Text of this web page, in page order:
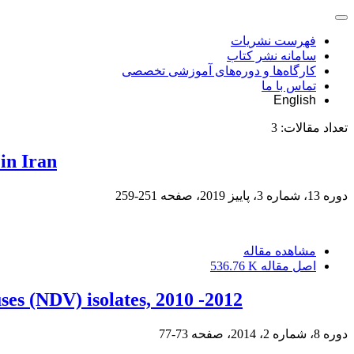
فهرست نشریات
سامانه نشر کتاب
کارگاه‌ها و دوره‌های آموزشی تخصصی
تماس با ما
English
تعداد مقالات: 3
Iran
دوره 13، شماره 3، پاییز 2019، صفحه 251-259
مشاهده مقاله
اصل مقاله 536.76 K
(NDV) isolates, 2010 -2012
دوره 8، شماره 2، 2014، صفحه 73-77